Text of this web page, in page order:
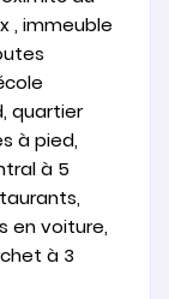
, immeuble
quartier
à pied,
à 5
en voiture,
à 3